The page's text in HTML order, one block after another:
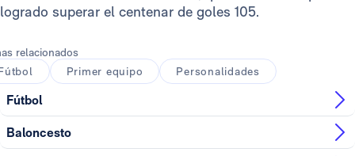
logrado superar el centenar de goles 105.
relacionados
Primer equipo Personalidades
Fútbol
Baloncesto